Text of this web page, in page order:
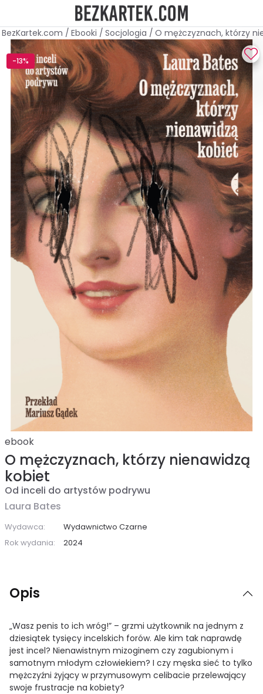
BezKartek.com / Ebooki / Socjologia / O mężczyznach, którzy
-13%
ebook
O mężczyznach, którzy nienawidzą
kobiet
Od inceli do artystów podrywu
Laura Bates
Wydawca:
Wydawnictwo Czarne
Rok wydania:
2024
Opis
„Wasz penis to ich wróg!” – grzmi użytkownik na jednym z
dziesiątek tysięcy incelskich forów. Ale kim tak naprawdę
jest incel? Nienawistnym mizoginem czy zagubionym i
samotnym młodym człowiekiem? I czy męska sieć to tylko
mężczyźni żyjący w przymusowym celibacie przelewający
swoje frustracje na kobiety?